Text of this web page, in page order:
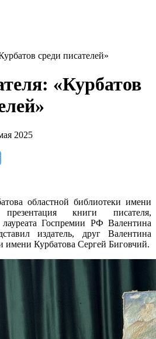
среди писателей»
«Курбатов
2025
областной библиотеки имени
книги писателя,
лауреата Госпремии РФ Валентина
издатель, друг Валентина
имени Курбатова Сергей Биговчий.